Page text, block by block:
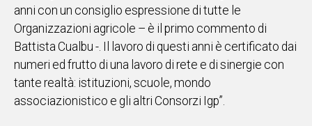
anni con un consiglio espressione di tutte le
Organizzazioni agricole – è il primo commento di
Battista Cualbu -. Il lavoro di questi anni è certificato dai
numeri ed frutto di una lavoro di rete e di sinergie con
tante realtà: istituzioni, scuole, mondo
associazionistico e gli altri Consorzi Igp”.